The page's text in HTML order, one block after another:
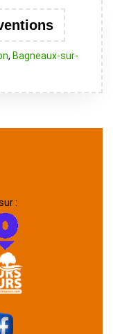
, Bagneaux-sur-
: